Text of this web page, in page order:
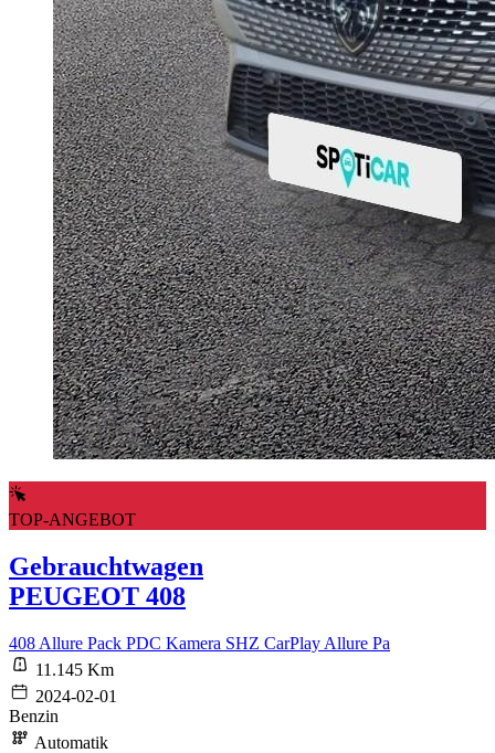
TOP-ANGEBOT
Gebrauchtwagen
PEUGEOT 408
408 Allure Pack PDC Kamera SHZ CarPlay Allure Pa
11.145 Km
2024-02-01
Benzin
Automatik